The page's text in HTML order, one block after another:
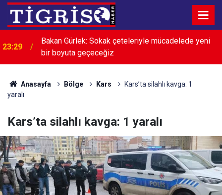
23:00
Diyarbakır U12 Şenlik Turnuvası’nda şampiyonlar
belli oldu
Anasayfa Bölge Kars
Kars’ta silahlı kavga: 1
yaralı
Kars’ta silahlı kavga: 1 yaralı